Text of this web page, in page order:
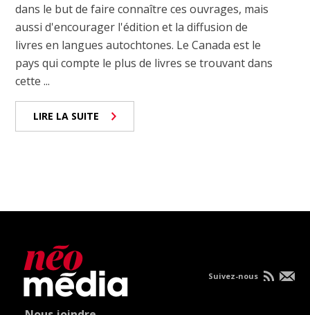
dans le but de faire connaître ces ouvrages, mais
aussi d'encourager l'édition et la diffusion de
livres en langues autochtones. Le Canada est le
pays qui compte le plus de livres se trouvant dans
cette ...
LIRE LA SUITE
Suivez-nous